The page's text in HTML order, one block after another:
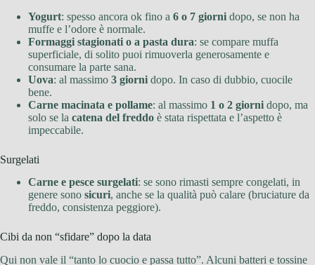
Yogurt: spesso ancora ok fino a 6 o 7 giorni dopo, se non ha
muffe e l’odore è normale.
Formaggi stagionati o a pasta dura: se compare muffa
superficiale, di solito puoi rimuoverla generosamente e
consumare la parte sana.
Uova: al massimo 3 giorni dopo. In caso di dubbio, cuocile
bene.
Carne macinata e pollame: al massimo 1 o 2 giorni dopo, ma
solo se la catena del freddo è stata rispettata e l’aspetto è
impeccabile.
Surgelati
Carne e pesce surgelati: se sono rimasti sempre congelati, in
genere sono sicuri, anche se la qualità può calare (bruciature da
freddo, consistenza peggiore).
Cibi da non “sfidare” dopo la data
Qui non vale il “tanto lo cuocio e passa tutto”. Alcuni batteri e tossine